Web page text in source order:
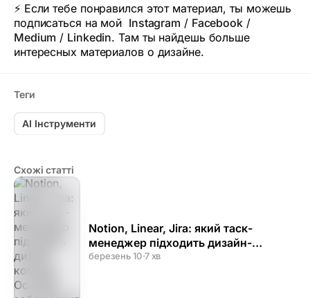
⚡ Если тебе понравился этот материал, ты можешь
подписаться на мой Instagram / Facebook/
Medium / Linkedin. Там ты найдешь больше
интересных материалов о дизайне.
Теги
AI Інструменти
Схожі статті
Notion, Linear, Jira: який таск-
менеджер підходить дизайн-
команді
березень 10·7 хв